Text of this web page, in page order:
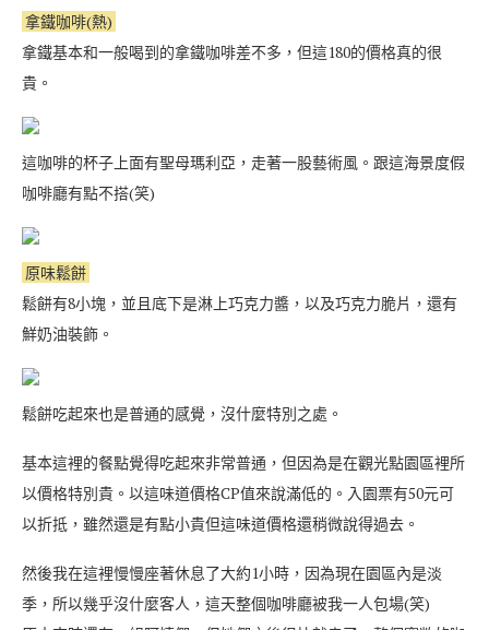
拿鐵咖啡(熱)
拿鐵基本和一般喝到的拿鐵咖啡差不多，但這180的價格真的很
貴。
這咖啡的杯子上面有聖母瑪利亞，走著一股藝術風。跟這海景度假
咖啡廳有點不搭(笑)
原味鬆餅
鬆餅有8小塊，並且底下是淋上巧克力醬，以及巧克力脆片，還有
鮮奶油裝飾。
鬆餅吃起來也是普通的感覺，沒什麼特別之處。
基本這裡的餐點覺得吃起來非常普通，但因為是在觀光點園區裡所
以價格特別貴。以這味道價格CP值來說滿低的。入園票有50元可
以折抵，雖然還是有點小貴但這味道價格還稍微說得過去。
然後我在這裡慢慢座著休息了大約1小時，因為現在園區內是淡
季，所以幾乎沒什麼客人，這天整個咖啡廳被我一人包場(笑)